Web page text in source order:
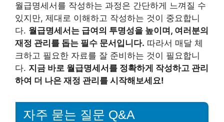
월급명세서를 작성하는 과정은 간단하게 느껴질 수
있지만, 제대로 이해하고 작성하는 것이 중요합니
다. 월급명세서는 급여의 투명성을 높이며, 여러분의
재정 관리를 돕는 필수 문서입니다. 따라서 매달 체
크하고 필요한 자료를 잘 준비하는 것이 필요합니
다. 지금 바로 월급명세서를 정확하게 작성하고 관리
하여 더 나은 재정 관리를 시작해보세요!
자주 묻는 질문 Q&A